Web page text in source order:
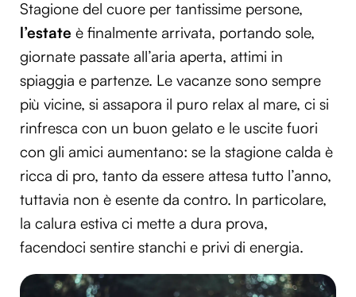
Stagione del cuore per tantissime persone,
l’estate è finalmente arrivata, portando sole,
giornate passate all’aria aperta, attimi in
spiaggia e partenze. Le vacanze sono sempre
più vicine, si assapora il puro relax al mare, ci si
rinfresca con un buon gelato e le uscite fuori
con gli amici aumentano: se la stagione calda è
ricca di pro, tanto da essere attesa tutto l’anno,
tuttavia non è esente da contro. In particolare,
la calura estiva ci mette a dura prova,
facendoci sentire stanchi e privi di energia.